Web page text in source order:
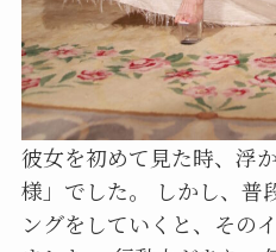
彼女を初めて見た時、浮
様」でした。 しかし、普
ングをしていくと、その